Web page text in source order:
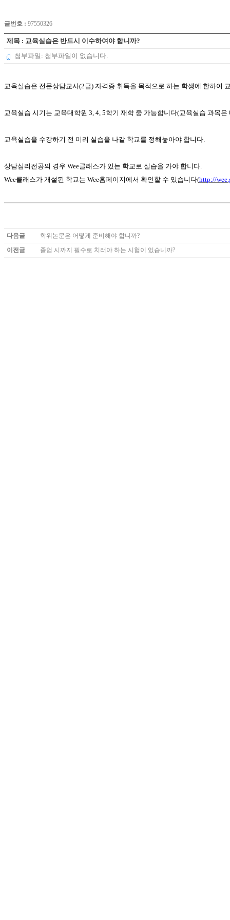
글번호 : 97550326
제목 : 교육실습은 반드시 이수하여야 합니까?
첨부파일: 첨부파일이 없습니다.
교육실습은 전문상담교사(2급) 자격증 취득을 목적으로 하는 학생에 한하여
교육실습 시기는 교육대학원 3, 4, 5학기 재학 중 가능합니다(교육실습 과목은
교육실습을 수강하기 전 미리 실습을 나갈 학교를 정해놓아야 합니다.
상담심리전공의 경우 Wee클래스가 있는 학교로 실습을 가야 합니다.
Wee클래스가 개설된 학교는 Wee홈페이지에서 확인할 수 있습니다(http://
다음글
학위논문은 어떻게 준비해야 합니까?
이전글
졸업 시까지 필수로 치러야 하는 시험이 있습니까?